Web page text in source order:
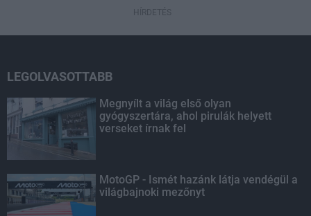
HÍRDETÉS
LEGOLVASOTTABB
Megnyílt a világ első olyan
gyógyszertára, ahol pirulák helyett
verseket írnak fel
MotoGP - Ismét hazánk látja vendégül a
világbajnoki mezőnyt